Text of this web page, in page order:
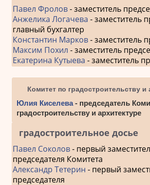
Павел Фролов- заместитель
Анжелика Логачева - заместитель
главный бухгалтер
Константин Марков- заместитель
Максим Похил - заместитель
Екатерина Кутыева - заместитель
Комитет по градостроительству и
Юлия Киселева- председатель
градостроительству и архитектуре
градостроительное досье
Павел Соколов- первый
председателя Комитета
Александр Тетерин - первый
председателя